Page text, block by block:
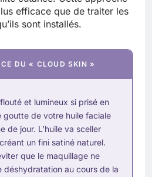
efficace que de traiter les
sont installés.
DU « CLOUD SKIN »
et lumineux si prisé en
goutte de votre huile faciale
de jour. L’huile va sceller
un fini satiné naturel.
que le maquillage ne
déshydratation au cours de la